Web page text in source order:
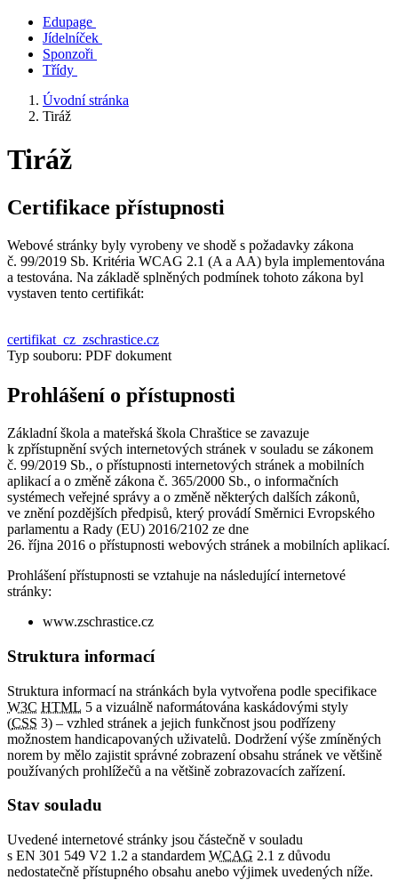
Edupage
Jídelníček
Sponzoři
Třídy
Úvodní stránka
Tiráž
Tiráž
Certifikace přístupnosti
Webové stránky byly vyrobeny ve shodě s požadavky zákona
č. 99/2019 Sb. Kritéria WCAG 2.1 (A a AA) byla implementována
a testována. Na základě splněných podmínek tohoto zákona byl
vystaven tento certifikát:
certifikat_cz_zschrastice.cz
Typ souboru: PDF dokument
Prohlášení o přístupnosti
Základní škola a mateřská škola Chraštice se zavazuje
k zpřístupnění svých internetových stránek v souladu se zákonem
č. 99/2019 Sb., o přístupnosti internetových stránek a mobilních
aplikací a o změně zákona č. 365/2000 Sb., o informačních
systémech veřejné správy a o změně některých dalších zákonů,
ve znění pozdějších předpisů, který provádí Směrnici Evropského
parlamentu a Rady (EU) 2016/2102 ze dne
26. října 2016 o přístupnosti webových stránek a mobilních aplikací.
Prohlášení přístupnosti se vztahuje na následující internetové
stránky:
www.zschrastice.cz
Struktura informací
Struktura informací na stránkách byla vytvořena podle specifikace
W3C HTML 5 a vizuálně naformátována kaskádovými styly
(CSS 3) – vzhled stránek a jejich funkčnost jsou podřízeny
možnostem handicapovaných uživatelů. Dodržení výše zmíněných
norem by mělo zajistit správné zobrazení obsahu stránek ve většině
používaných prohlížečů a na většině zobrazovacích zařízení.
Stav souladu
Uvedené internetové stránky jsou částečně v souladu
s EN 301 549 V2 1.2 a standardem WCAG 2.1 z důvodu
nedostatečně přístupného obsahu anebo výjimek uvedených níže.